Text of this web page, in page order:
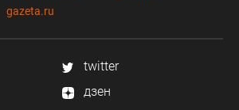
gazeta.ru
twitter
дзен